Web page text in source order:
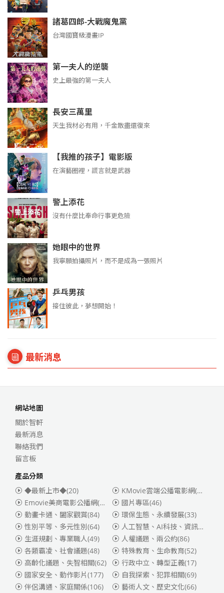
諸葛四郎-大戰魔鬼黨
台灣國寶級漫畫IP
第一夫人的逆襲
史上最強的第一夫人
長安三萬里
天生我材必有用，千金散盡還復來
【我推的孩子】電影版
在演藝圈裡，謊言就是武器
警上添花
沒有什麼比奉命行事更危險
她眼中的世界
我寧願拍攝照片，而不是成為一張照片
乒乓男孩
接住彼此，夢想開始！
最新消息
網站地圖
關於智軒
最新消息
聯絡我們
留言板
產品分類
◆最新上市◆(20)
KMovie雲端公播電影網(迪士尼、福斯、索尼)
Emovie美商電影公播網(華納)
(186)
國片專區(46)
動畫卡通、闔家觀賞(84) 環保生態、永續發展(33)
性別平等、多元性別(64) 人工智慧、AI科技、資訊安全
生涯規劃、專業職人(49) 人權議題、兩公約(86)
各類霸凌、社會議題(48) 特殊教育、生命教育(52)
高齡化議題、失智相關(62) 行政中立、轉型正義(17)
國家安全、動作影片(177) 自我探索、犯罪相關(69)
伴侶溝通、家庭關係(106) 藝術人文、歷史文化(66)